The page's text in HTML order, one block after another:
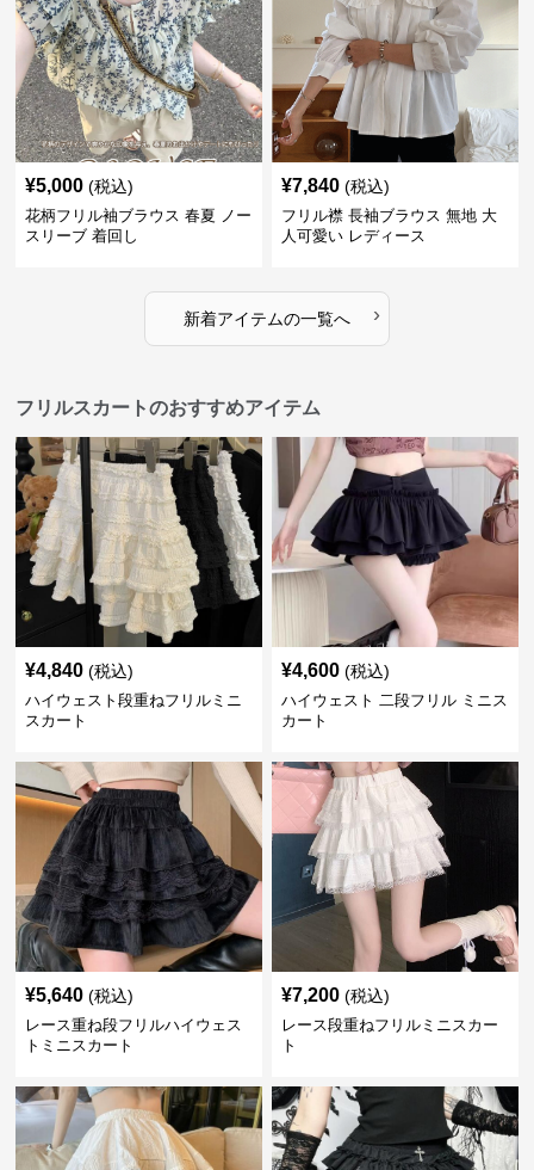
¥5,000 (税込)
花柄フリル袖ブラウス 春夏 ノー
スリーブ 着回し
¥7,840 (税込)
フリル襟 長袖ブラウス 無地 大
人可愛い レディース
新着アイテムの一覧へ ›
フリルスカートのおすすめアイテム
¥4,840 (税込)
ハイウェスト段重ねフリルミニ
スカート
¥4,600 (税込)
ハイウェスト 二段フリル ミニス
カート
¥5,640 (税込)
レース重ね段フリルハイウェス
トミニスカート
¥7,200 (税込)
レース段重ねフリルミニスカー
ト